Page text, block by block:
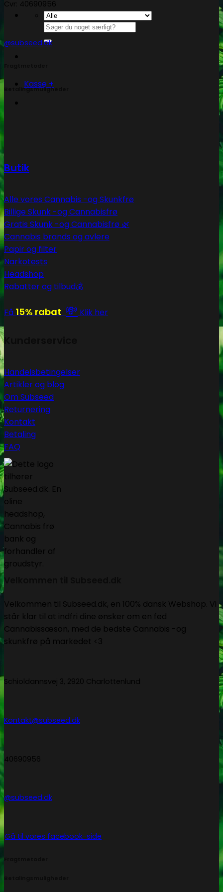
Søg
efter:
Kasse +
Cvr: 40690956
@subseed.dk
Betalingsmuligheder
Butik
Alle vores Cannabis -og Skunkfrø
Billige Skunk -og Cannabisfrø
Gratis Skunk -og Cannabisfrø 🌿
Cannabis brands og avlere
Papir og filter
Narkotests
Headshop
Rabatter og tilbud💰
Få 15% rabat 💸 Klik her
Handelsbetingelser
Artikler og blog
Om Subseed
Returnering
Kontakt
Betaling
FAQ
Velkommen til Subseed.dk, en 100% dansk Webshop. Vi
står klar til at indfri dine ønsker om en fed
Cannabissæson, med de bedste Cannabis -og
skunkfrø på markedet <3
Schioldannsvej 3, 2920 Charlottenlund
Kontakt@subseed.dk
40690956
@subseed.dk
Gå til vores facebook-side